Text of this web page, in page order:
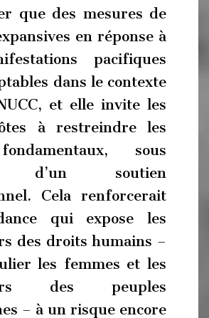
que des mesures de
en réponse à
pacifiques
dans le contexte
et elle invite les
à restreindre les
sous
d’un soutien
Cela renforcerait
qui expose les
des droits humains –
les femmes et les
des peuples
– à un risque encore